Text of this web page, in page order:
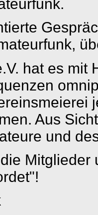
hat es mit
Aus
und